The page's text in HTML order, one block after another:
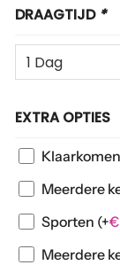
DRAAGTIJD *
EXTRA OPTIES
Klaarkomen
Meerdere
Sporten (+€
Meerdere